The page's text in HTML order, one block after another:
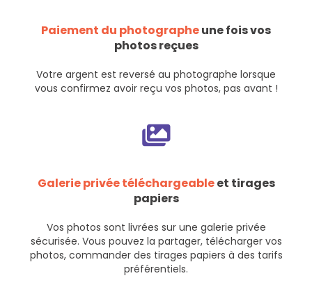
Paiement du photographeune fois vos
photos reçues
Votre argent est reversé au photographe lorsque
vous confirmez avoir reçu vos photos, pas avant !
Galerie privée téléchargeableet tirages
papiers
Vos photos sont livrées sur une galerie privée
sécurisée. Vous pouvez la partager, télécharger vos
photos, commander des tirages papiers à des tarifs
préférentiels.